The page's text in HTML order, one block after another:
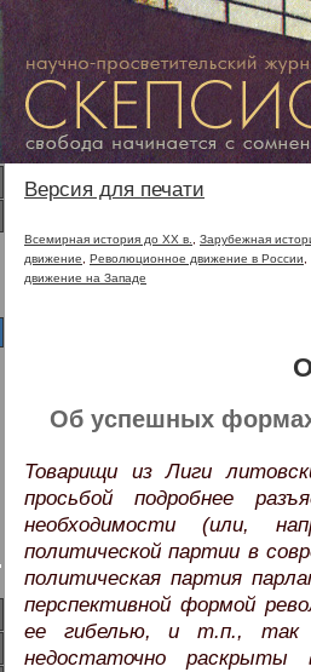
Версия для печати
Всемирная история до XX в.
Зарубежная
движение
Революционное движение в России
движение на Западе
Об успешных
Товарищи из Лиги
просьбой подробнее
необходимости (или,
политической партии в
политическая партия
перспективной формой
ее гибелью, и т.п., так
недостаточно